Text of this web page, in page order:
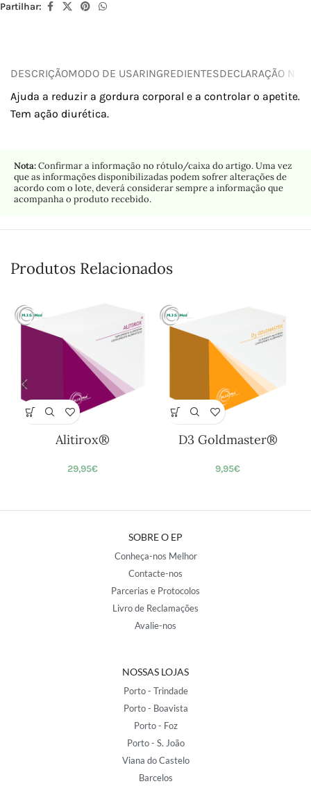
Partilhar:
DESCRIÇÃOMODO DE USARINGREDIENTESDECLARAÇÃO
Ajuda a reduzir a gordura corporal e a controlar o apetite.
Tem ação diurética.
Nota:Confirmar a informação no rótulo/caixa do artigo. Uma vez
que as informações disponibilizadas podem sofrer alterações de
acordo com o lote, deverá considerar sempre a informação que
acompanha o produto recebido.
Produtos Relacionados
Alitirox®
29,95€
D3 Goldmaster®
9,95€
SOBRE O EP
Conheça-nos Melhor
Contacte-nos
Parcerias e Protocolos
Livro de Reclamações
Avalie-nos
NOSSAS LOJAS
Porto - Trindade
Porto - Boavista
Porto - Foz
Porto - S. João
Viana do Castelo
Barcelos